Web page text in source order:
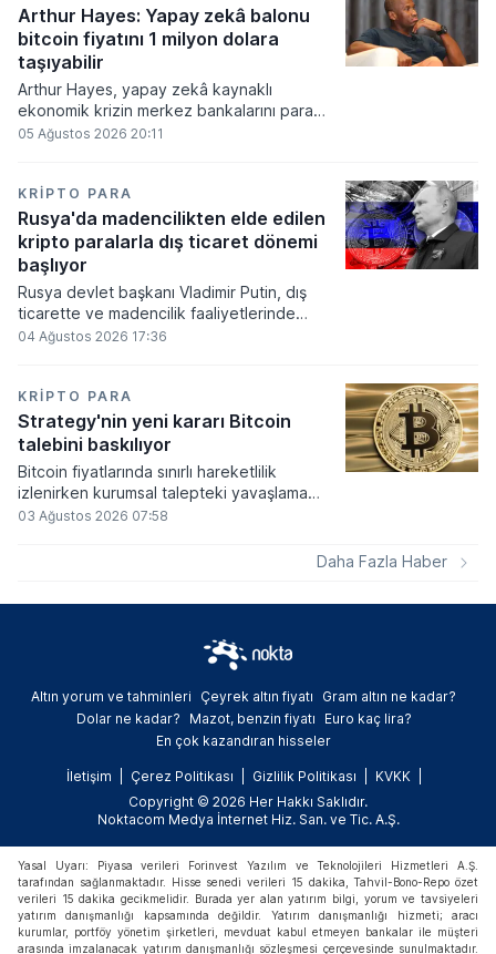
Arthur Hayes: Yapay zekâ balonu
bitcoin fiyatını 1 milyon dolara
taşıyabilir
Arthur Hayes, yapay zekâ kaynaklı
ekonomik krizin merkez bankalarını para
basmaya zorlayacağını ve bu durumun
kayıplarının tetikleyeceği kredi krizinin
küresel likidite artışına yol açacağını belirtti
ve bitcoinin bu süreçte en hızlı tepki veren
varlık olacağı vurguladı.
05 Ağustos 2026 20:11
KRIPTO PARA
Rusya'da madencilikten elde edilen
kripto paralarla dış ticaret dönemi
başlıyor
Rusya devlet başkanı Vladimir Putin, dış
ticarette ve madencilik faaliyetlerinde
kripto varlıkların kullanımına onay veren
elde edilen dijital paraların belirli şartlar
altında dolaşımına ve menkul kıymet
alımlarında kullanılmasına olanak sağlanıyor.
04 Ağustos 2026 17:36
KRIPTO PARA
Strategy'nin yeni kararı Bitcoin
talebini baskılıyor
Bitcoin fiyatlarında sınırlı hareketlilik
izlenirken kurumsal talepteki yavaşlama
piyasa dinamiklerini etkiliyor. ABD Merkez
03 Ağustos 2026 07:58
Daha Fazla Haber
Altın yorum ve tahminleri Çeyrek altın fiyatı
Gram altın ne kadar?
Dolar ne kadar?
Mazot, benzin fiyatı
Euro kaç lira?
En çok kazandıran hisseler
İletişim Çerez Politikası Gizlilik Politikası
KVKK
Copyright © 2026 Her Hakkı Saklıdır.
Noktacom Medya İnternet Hiz. San. ve Tic. A.Ş.
Yasal Uyarı: Piyasa verileri Forinvest Yazılım ve Teknolojileri Hizmetleri A.Ş.
tarafından sağlanmaktadır. Hisse senedi verileri 15 dakika, Tahvil-Bono-Repo özet
verileri 15 dakika gecikmelidir. Burada yer alan yatırım bilgi, yorum ve tavsiyeleri
yatırım danışmanlığı kapsamında değildir. Yatırım danışmanlığı hizmeti; aracı
kurumlar, portföy yönetim şirketleri, mevduat kabul etmeyen bankalar ile müşteri
arasında imzalanacak yatırım danışmanlığı sözleşmesi çerçevesinde sunulmaktadır.